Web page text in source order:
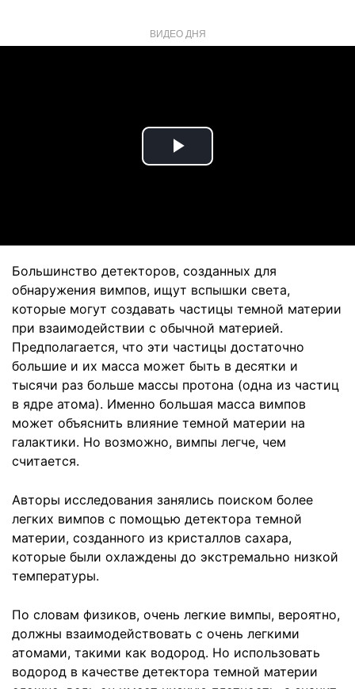
ВИДЕО ДНЯ
Play
Большинство детекторов, созданных для
обнаружения вимпов, ищут вспышки света,
которые могут создавать частицы темной материи
при взаимодействии с обычной материей.
Предполагается, что эти частицы достаточно
большие и их масса может быть в десятки и
тысячи раз больше массы протона (одна из частиц
в ядре атома). Именно большая масса вимпов
может объяснить влияние темной материи на
галактики. Но возможно, вимпы легче, чем
считается.
Авторы исследования занялись поиском более
легких вимпов с помощью детектора темной
материи, созданного из кристаллов сахара,
которые были охлаждены до экстремально низкой
температуры.
По словам физиков, очень легкие вимпы, вероятно,
должны взаимодействовать с очень легкими
атомами, такими как водород. Но использовать
водород в качестве детектора темной материи